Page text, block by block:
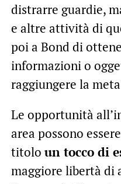
distrarre guardie,
e altre attività di
poi a Bond di
informazioni o
raggiungere la
Le opportunità
area possono
titolo un tocco di
maggiore libertà di